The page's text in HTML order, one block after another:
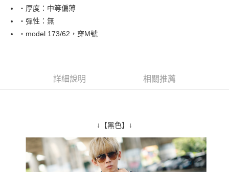
悠遊付
Google Pay
AFTEE先享後付是「在收到商品之後才付款」的支付方式。 讓您購物簡單
１．於結帳方式選擇「AFTEE先享後付」後，將跳轉至「AFTEE先享後付」
結帳頁面，進行簡訊認證並確認金額後，即可完成結帳。
２．訂單成立數日內，您將收到繳費通知簡訊。
３．收到繳費通知簡訊後14天內，點擊此簡訊中的連結，可透過四大超商／
每筆NT$80，滿NT$1,800(含以上)免運費
先付款後全家取貨
每筆NT$80，滿NT$1,800(含以上)免運費
‧厚度：中等偏薄
‧彈性：無
‧model 173/62，穿M號
詳細說明 相關推薦
↓【黑色】↓